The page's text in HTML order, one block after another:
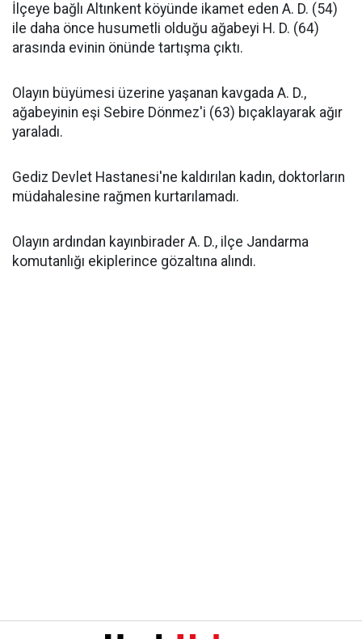
İlçeye bağlı Altınkent köyünde ikamet eden A. D. (54)
ile daha önce husumetli olduğu ağabeyi H. D. (64)
arasında evinin önünde tartışma çıktı.
Olayın büyümesi üzerine yaşanan kavgada A. D.,
ağabeyinin eşi Sebire Dönmez'i (63) bıçaklayarak ağır
yaraladı.
Gediz Devlet Hastanesi'ne kaldırılan kadın, doktorların
müdahalesine rağmen kurtarılamadı.
Olayın ardından kayınbirader A. D., ilçe Jandarma
komutanlığı ekiplerince gözaltına alındı.